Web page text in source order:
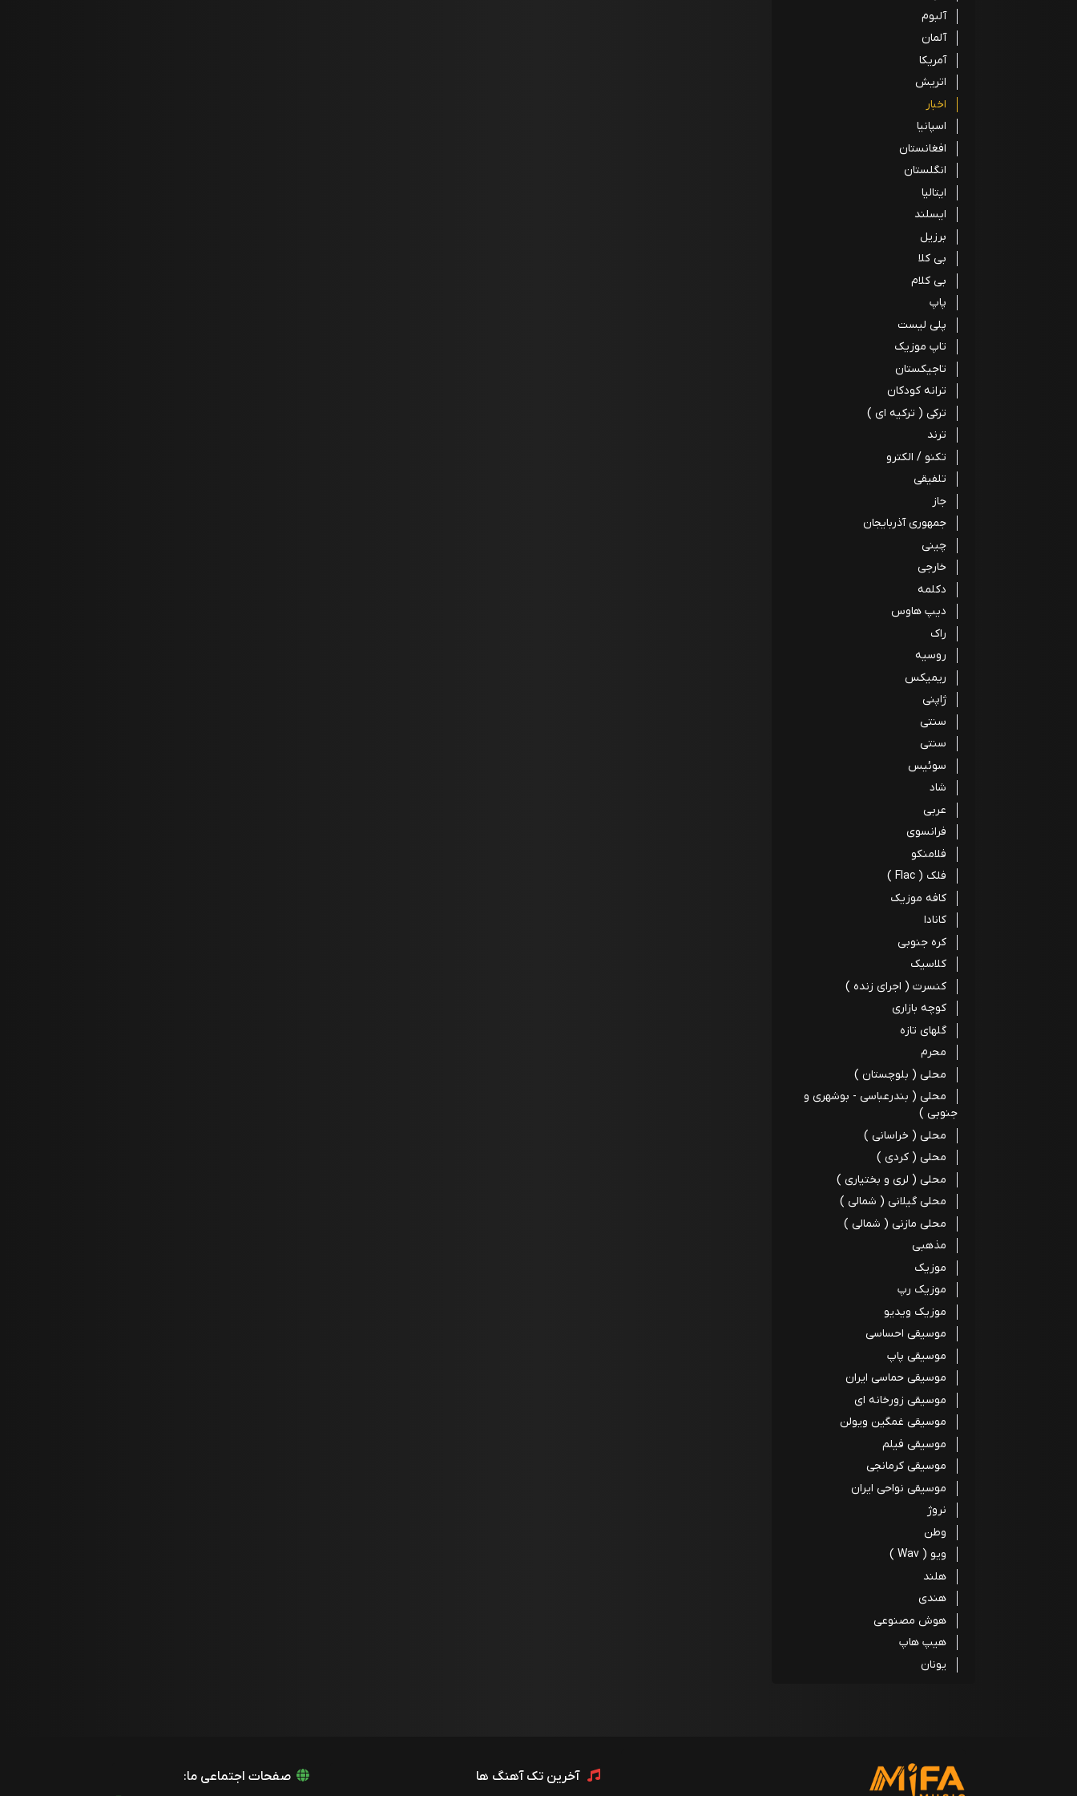
آلبوم
آلمان
آمریکا
اتریش
اخبار
اسپانیا
افغانستان
انگلستان
ایتالیا
ایسلند
برزیل
بی کلا
بی کلام
پاپ
پلی لیست
تاپ موزیک
تاجیکستان
ترانه کودکان
ترکی ( ترکیه ای )
ترند
تکنو / الکترو
تلفیقی
جاز
جمهوری آذربایجان
چینی
خارجی
دکلمه
دیپ هاوس
راک
روسیه
ریمیکس
ژاپنی
سنتی
سنتی
سوئیس
شاد
عربی
فرانسوی
فلامنکو
فلک ( Flac )
کافه موزیک
کانادا
کره جنوبی
کلاسیک
کنسرت ( اجرای زنده )
کوچه بازاری
گلهای تازه
محرم
محلی ( بلوچستان )
محلی ( بندرعباسی - بوشهری و
جنوبی )
محلی ( خراسانی )
محلی ( کردی )
محلی ( لری و بختیاری )
محلی گیلانی ( شمالی )
محلی مازنی ( شمالی )
مذهبی
موزیک
موزیک رپ
موزیک ویدیو
موسیقی احساسی
موسیقی پاپ
موسیقی حماسی ایران
موسیقی زورخانه ای
موسیقی غمگین ویولن
موسیقی فیلم
موسیقی کرمانجی
موسیقی نواحی ایران
نروژ
وطن
ویو ( Wav )
هلند
هندی
هوش مصنوعی
هیپ هاپ
یونان
آخرین تک آهنگ ها صفحات اجتماعی ما: